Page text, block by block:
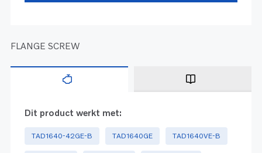
FLANGE SCREW
Dit product werkt met:
TAD1640-42GE-B TAD1640GE TAD1640VE-B